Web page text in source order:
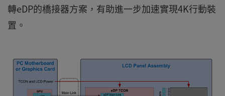
轉eDP的橋接器方案，有助進一步加速實現4K行動裝
置。